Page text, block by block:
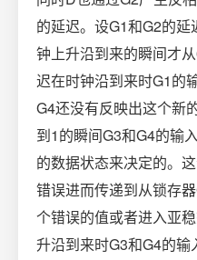
的延迟。设G1和G2的
钟上升沿到来的瞬间才
迟在时钟沿到来时G1的
G4还没有反映出这个新
到1的瞬间G3和G4的输
的数据状态来决定的。
错误进而传递到从锁存
个错误的值或者进入亚
升沿到来时G3和G4的